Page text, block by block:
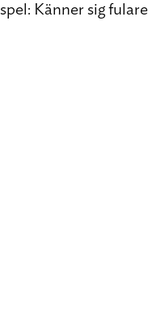
Känner sig fulare